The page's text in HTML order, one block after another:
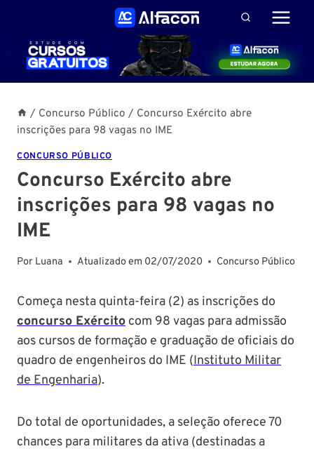
Conteúdo
/ Concurso Público / Concurso Exército abre
inscrições para 98 vagas no IME
CONCURSO PÚBLICO
Concurso Exército abre
inscrições para 98 vagas no
IME
Por Luana Atualizado em 02/07/2020 Concurso Público
Começa nesta quinta-feira (2) as inscrições do
concurso Exército com 98 vagas para admissão
aos cursos de formação e graduação de oficiais do
quadro de engenheiros do IME (Instituto Militar
de Engenharia).
Do total de oportunidades, a seleção oferece 70
chances para militares da ativa (destinadas a